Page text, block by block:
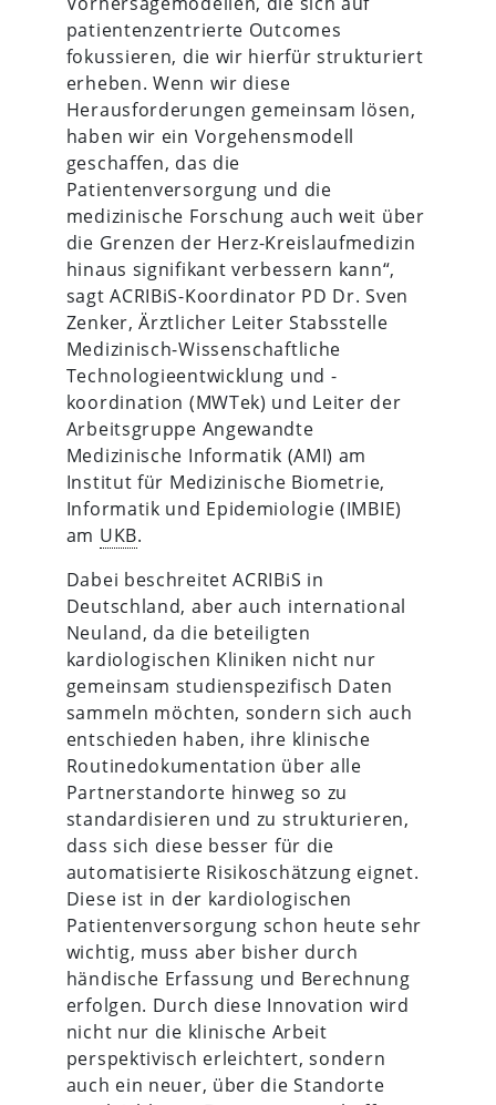
patientenzentrierte Outcomes
fokussieren, die wir hierfür strukturiert
erheben. Wenn wir diese
Herausforderungen gemeinsam lösen,
haben wir ein Vorgehensmodell
geschaffen, das die
Patientenversorgung und die
medizinische Forschung auch weit über
die Grenzen der Herz-Kreislaufmedizin
hinaus signifikant verbessern kann“,
sagt ACRIBiS-Koordinator PD Dr. Sven
Zenker, Ärztlicher Leiter Stabsstelle
Medizinisch-Wissenschaftliche
Technologieentwicklung und -
koordination (MWTek) und Leiter der
Arbeitsgruppe Angewandte
Medizinische Informatik (AMI) am
Institut für Medizinische Biometrie,
Informatik und Epidemiologie (IMBIE)
am UKB.
Dabei beschreitet ACRIBiS in
Deutschland, aber auch international
Neuland, da die beteiligten
kardiologischen Kliniken nicht nur
gemeinsam studienspezifisch Daten
sammeln möchten, sondern sich auch
entschieden haben, ihre klinische
Routinedokumentation über alle
Partnerstandorte hinweg so zu
standardisieren und zu strukturieren,
dass sich diese besser für die
automatisierte Risikoschätzung eignet.
Diese ist in der kardiologischen
Patientenversorgung schon heute sehr
wichtig, muss aber bisher durch
händische Erfassung und Berechnung
erfolgen. Durch diese Innovation wird
nicht nur die klinische Arbeit
perspektivisch erleichtert, sondern
auch ein neuer, über die Standorte